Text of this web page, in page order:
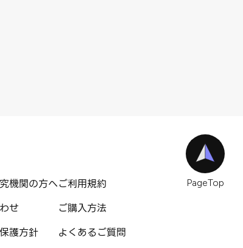
PageTop
機関の方へ
せ
護方針
ご利用規約
ご購入方法
よくあるご質問